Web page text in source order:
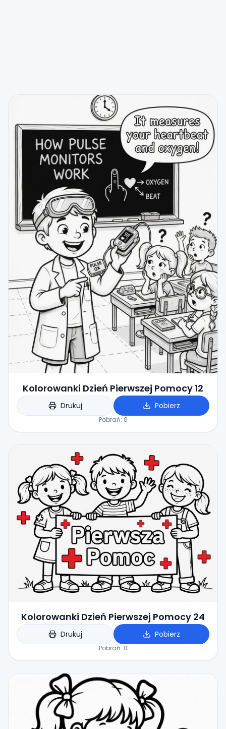
Kolorowanki Dzień Pierwszej Pomocy 12
Drukuj Pobierz
Pobrań: 0
Kolorowanki Dzień Pierwszej Pomocy 24
Drukuj Pobierz
Pobrań: 0